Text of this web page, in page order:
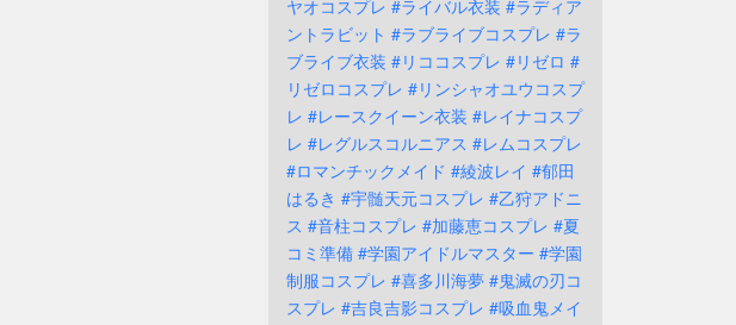
ヤオコスプレ #ライバル衣装 #ラディア
ントラビット #ラブライブコスプレ #ラ
ブライブ衣装 #リココスプレ #リゼロ #
リゼロコスプレ #リンシャオユウコスプ
レ #レースクイーン衣装 #レイナコスプ
レ #レグルスコルニアス #レムコスプレ
#ロマンチックメイド #綾波レイ #郁田
はるき #宇髄天元コスプレ #乙狩アドニ
ス #音柱コスプレ #加藤恵コスプレ #夏
コミ準備 #学園アイドルマスター #学園
制服コスプレ #喜多川海夢 #鬼滅の刃コ
スプレ #吉良吉影コスプレ #吸血鬼メイ